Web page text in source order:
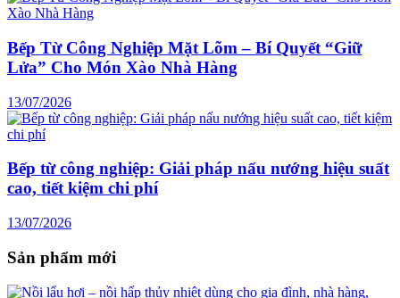
Bếp Từ Công Nghiệp Mặt Lõm – Bí Quyết “Giữ
Lửa” Cho Món Xào Nhà Hàng
13/07/2026
Bếp từ công nghiệp: Giải pháp nấu nướng hiệu suất
cao, tiết kiệm chi phí
13/07/2026
Sản phẩm mới